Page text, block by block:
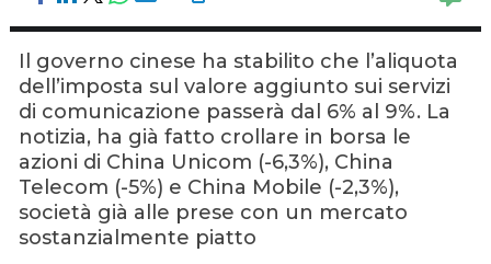
Il governo cinese ha stabilito che l’aliquota
dell’imposta sul valore aggiunto sui servizi
di comunicazione passerà dal 6% al 9%. La
notizia, ha già fatto crollare in borsa le
azioni di China Unicom (-6,3%), China
Telecom (-5%) e China Mobile (-2,3%),
società già alle prese con un mercato
sostanzialmente piatto